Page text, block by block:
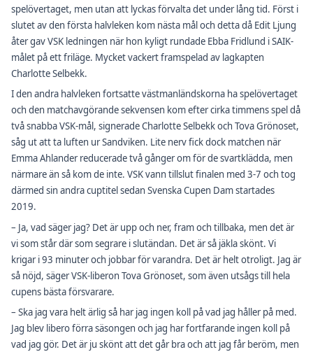
spelövertaget, men utan att lyckas förvalta det under lång tid. Först i
slutet av den första halvleken kom nästa mål och detta då Edit Ljung
åter gav VSK ledningen när hon kyligt rundade Ebba Fridlund i SAIK-
målet på ett friläge. Mycket vackert framspelad av lagkapten
Charlotte Selbekk.
I den andra halvleken fortsatte västmanländskorna ha spelövertaget
och den matchavgörande sekvensen kom efter cirka timmens spel då
två snabba VSK-mål, signerade Charlotte Selbekk och Tova Grönoset,
såg ut att ta luften ur Sandviken. Lite nerv fick dock matchen när
Emma Ahlander reducerade två gånger om för de svartklädda, men
närmare än så kom de inte. VSK vann tillslut finalen med 3-7 och tog
därmed sin andra cuptitel sedan Svenska Cupen Dam startades
2019.
– Ja, vad säger jag? Det är upp och ner, fram och tillbaka, men det är
vi som står där som segrare i slutändan. Det är så jäkla skönt. Vi
krigar i 93 minuter och jobbar för varandra. Det är helt otroligt. Jag är
så nöjd, säger VSK-liberon Tova Grönoset, som även utsågs till hela
cupens bästa försvarare.
– Ska jag vara helt ärlig så har jag ingen koll på vad jag håller på med.
Jag blev libero förra säsongen och jag har fortfarande ingen koll på
vad jag gör. Det är ju skönt att det går bra och att jag får beröm, men